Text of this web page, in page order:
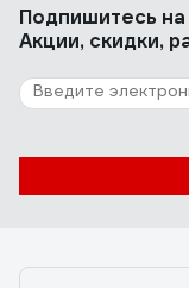
10
Отзыв о кабеле
2х0,50кв. мм /
Подпишитесь
Акции, скидки,